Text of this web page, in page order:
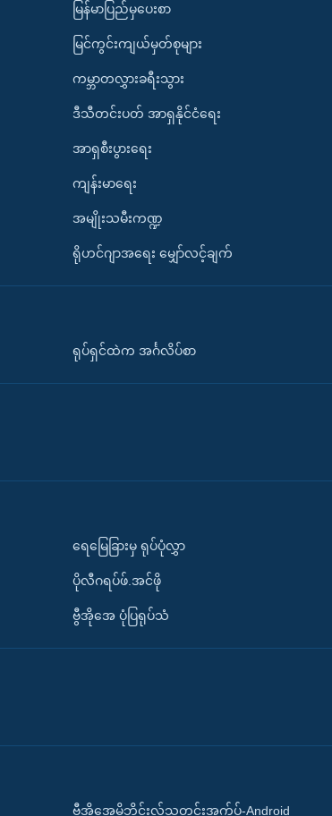
မြန်မာပြည်မှပေးစာ
မြင်ကွင်းကျယ်မှတ်စုများ
ကမ္ဘာတလွှားခရီးသွား
ဒီသီတင်းပတ် အာရှနိုင်ငံရေး
အာရှစီးပွားရေး
ကျန်းမာရေး
အမျိုးသမီးကဏ္ဍ
ရိုဟင်ဂျာအရေး မျှော်လင့်ချက်
ရုပ်ရှင်ထဲက အင်္ဂလိပ်စာ
ရေမြေခြားမှ ရုပ်ပုံလွှာ
ပိုလီဂရပ်ဖ်.အင်ဖို
ဗွီအိုအေ ပုံပြရုပ်သံ
ဗွီအိုအေမိုဘိုင်းလ်သတင်းအက်ပ်-Android